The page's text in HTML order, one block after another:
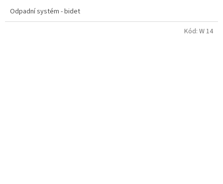
Odpadní systém - bidet
Kód: W 14